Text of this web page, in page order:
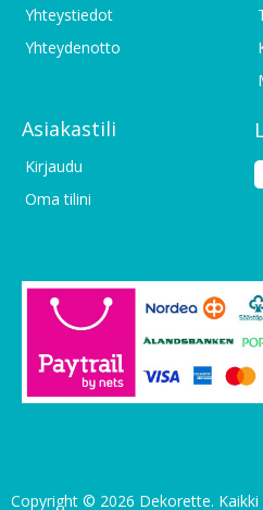
Yhteystiedot
Yhteydenotto
Asiakastili
Kirjaudu
Oma tilini
Copyright © 2026 Dekorette.